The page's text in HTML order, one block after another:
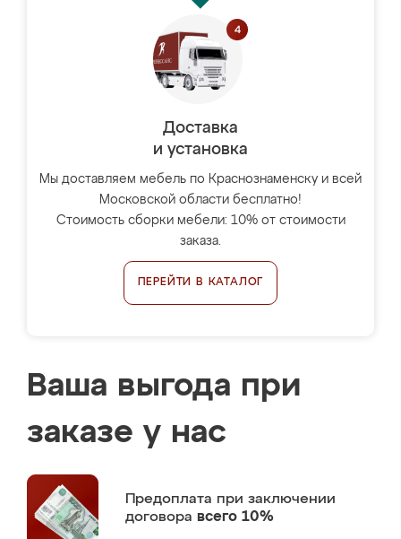
Доставка
и установка
Мы доставляем мебель по Краснознаменску и всей
Московской области бесплатно!
Стоимость сборки мебели: 10% от стоимости
заказа.
ПЕРЕЙТИ В КАТАЛОГ
Ваша выгода при
заказе у нас
Предоплата при заключении
договора всего 10%